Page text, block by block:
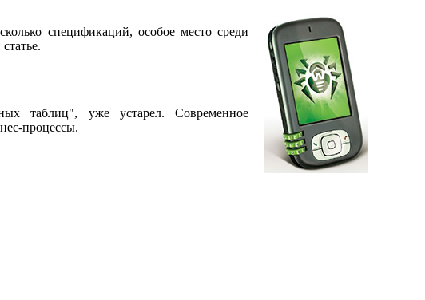
спецификаций, особое место среди
таблиц", уже устарел. Современное
процессы.